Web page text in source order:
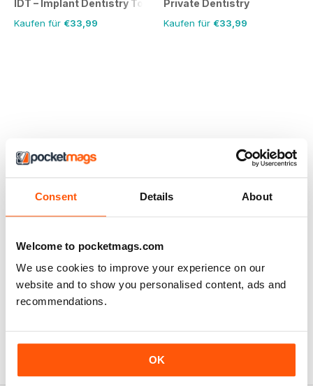
Consent Details About
Welcome to pocketmags.com
We use cookies to improve your experience on our
website and to show you personalised content, ads and
recommendations.
OK
IDT – Implant Dentistry Today
Kaufen für €33,99
Private Dentistry
Kaufen für €33,99